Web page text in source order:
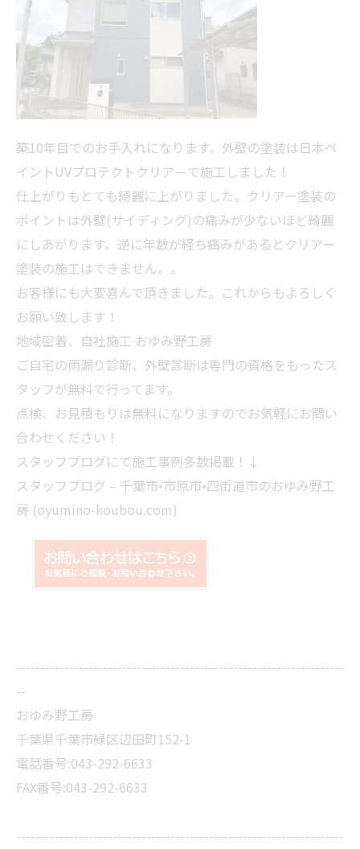
築10年目でのお手入れになります。外壁の塗装は日本ペ
イントUVプロテクトクリア－で施工しました！
仕上がりもとても綺麗に上がりました。クリアー塗装の
ポイントは外壁(サイディング)の痛みが少ないほど綺麗
にしあがります。逆に年数が経ち痛みがあるとクリアー
塗装の施工はできません。。
お客様にも大変喜んで頂きました。これからもよろしく
お願い致します！
地域密着、自社施工 おゆみ野工房
ご自宅の雨漏り診断、外壁診断は専門の資格をもったス
タッフが無料で行ってます。
点検、お見積もりは無料になりますのでお気軽にお問い
合わせください！
スタッフブログにて施工事例多数掲載！↓
スタッフブログ – 千葉市•市原市•四街道市のおゆみ野工
房 (oyumino-koubou.com)
--------------------------------------------------------------------
--
おゆみ野工房
千葉県千葉市緑区辺田町152-1
電話番号:043-292-6633
FAX番号:043-292-6633
--------------------------------------------------------------------